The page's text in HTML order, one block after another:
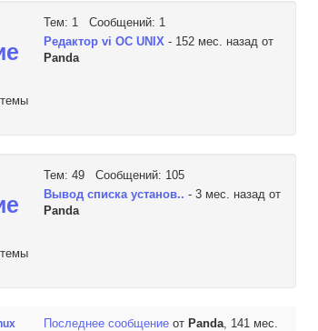
Тем: 1 Сообщений: 1
Редактор vi OC UNIX - 152 мес. назад от
Panda
Тем: 49 Сообщений: 105
Вывод списка установ.. - 3 мес. назад от
Panda
Последнее сообщение от Panda, 141 мес.